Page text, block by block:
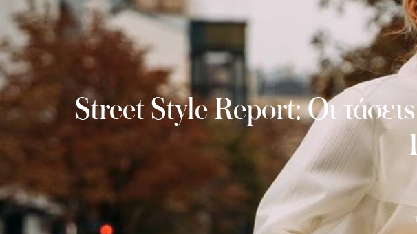
Street Style Report: Οι